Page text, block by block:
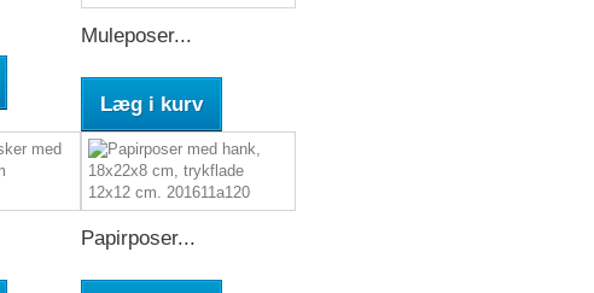
Muleposer...
Læg i kurv
Papirposer...